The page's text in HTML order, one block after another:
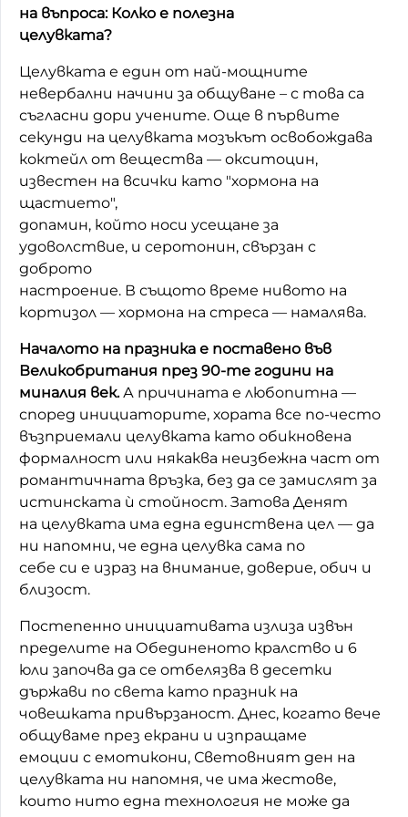
на въпроса: Колко е полезна
целувката?
Целувката е един от най-мощните
невербални начини за общуване – с това са
съгласни дори учените. Още в първите
секунди на целувката мозъкът освобождава
коктейл от вещества — окситоцин,
известен на всички като "хормона на
щастието",
допамин, който носи усещане за
удоволствие, и серотонин, свързан с
доброто
настроение. В същото време нивото на
кортизол — хормона на стреса — намалява.
Началото на празника е поставено във
Великобритания през 90-те години на
миналия век.А причината е любопитна —
според инициаторите, хората все по-често
възприемали целувката като обикновена
формалност или някаква неизбежна част от
романтичната връзка, без да се замислят за
истинската ѝ стойност. Затова Денят
на целувката има една единствена цел — да
ни напомни, че една целувка сама по
себе си е израз на внимание, доверие, обич и
близост.
Постепенно инициативата излиза извън
пределите на Обединеното кралство и 6
юли започва да се отбелязва в десетки
държави по света като празник на
човешката привързаност. Днес, когато вече
общуваме през екрани и изпращаме
емоции с емотикони, Световният ден на
целувката ни напомня, че има жестове,
които нито една технология не може да